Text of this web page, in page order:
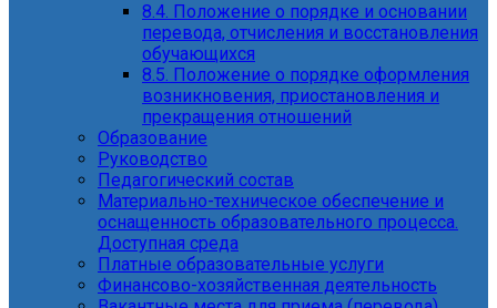
8.4. Положение о порядке и основании
перевода, отчисления и восстановления
обучающихся
8.5. Положение о порядке оформления
возникновения, приостановления и
прекращения отношений
Образование
Руководство
Педагогический состав
Материально-техническое обеспечение и
оснащенность образовательного процесса.
Доступная среда
Платные образовательные услуги
Финансово-хозяйственная деятельность